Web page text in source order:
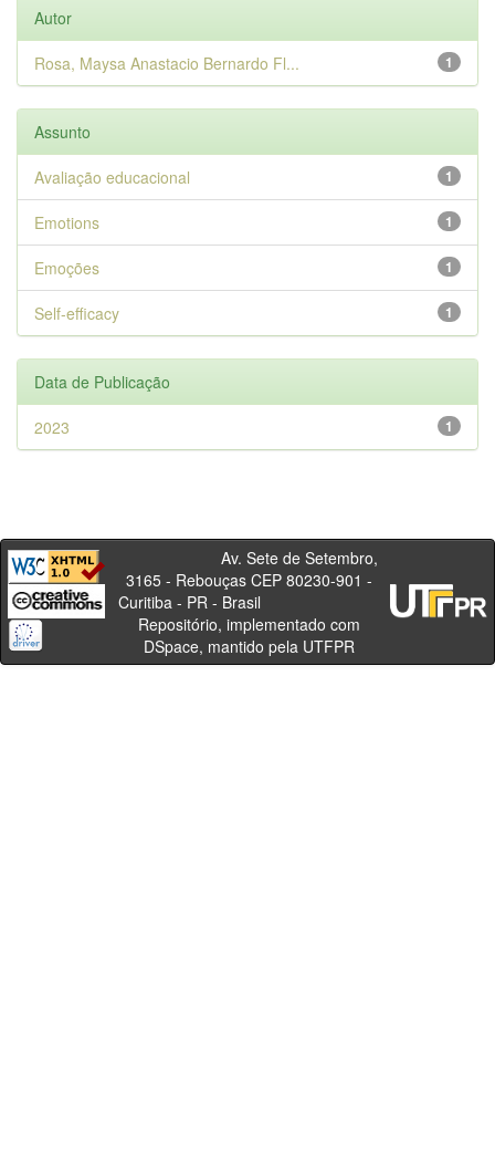
Autor
1
Rosa, Maysa Anastacio Bernardo Fl...
Assunto
1
Avaliação educacional
1
Emotions
1
Emoções
1
Self-efficacy
Data de Publicação
1
2023
Av. Sete de Setembro,
3165 - Rebouças CEP 80230-901 -
Curitiba - PR - Brasil
Repositório, implementado com
DSpace, mantido pela UTFPR